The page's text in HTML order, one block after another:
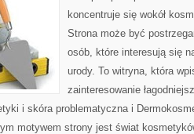
koncentruje się wokół
Strona może być
osób, które interesują się
urody. To witryna, która
zainteresowanie
i skóra problematyczna i
motywem strony jest świat